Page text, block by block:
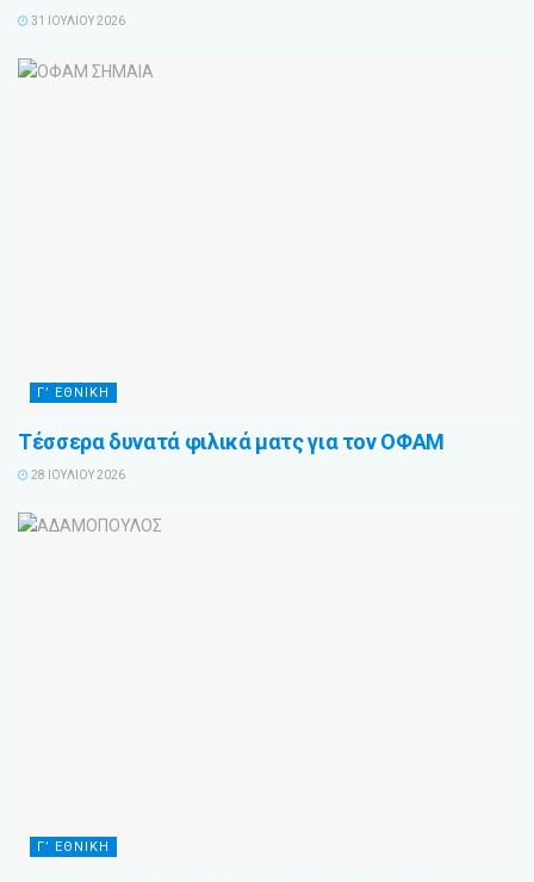
31 ΙΟΥΛΊΟΥ 2026
Γ’ ΕΘΝΙΚΗ
Τέσσερα δυνατά φιλικά ματς για τον ΟΦΑΜ
28 ΙΟΥΛΊΟΥ 2026
Γ’ ΕΘΝΙΚΗ